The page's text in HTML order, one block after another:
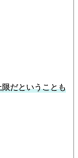
だということも